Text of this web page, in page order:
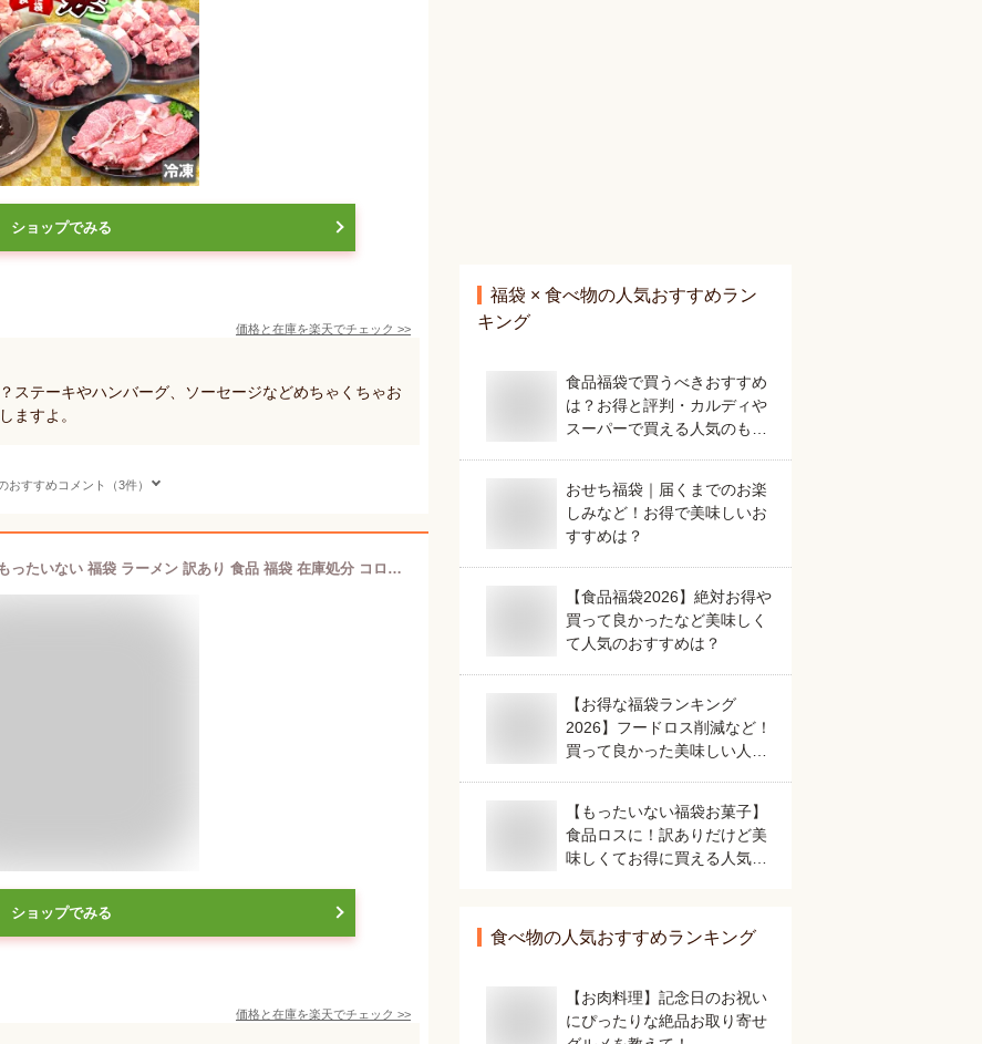
ショップでみる
価格と在庫を楽天でチェック >>
ステーキやハンバーグ、ソーセージなどめちゃくちゃお
ますよ。
おすすめコメント（3件）
フードロス 福袋 ラーメン福袋 4種11食 もったいない 福袋 ラーメン 訳あり 食品 福袋 在庫処分 コロナ 福袋
ショップでみる
価格と在庫を楽天でチェック >>
福袋 × 食べ物の人気おすすめラン
キング
食品福袋で買うべきおすすめ
は？お得と評判・カルディや
スーパーで買える人気のもの
おせち福袋｜届くまでのお楽
しみなど！お得で美味しいお
すすめは？
【食品福袋2026】絶対お得や
買って良かったなど美味しく
て人気のおすすめは？
【お得な福袋ランキング
2026】フードロス削減など！
買って良かった美味しい人気
【もったいない福袋お菓子】
食品ロスに！訳ありだけど美
味しくてお得に買える人気の
食べ物の人気おすすめランキング
【お肉料理】記念日のお祝い
にぴったりな絶品お取り寄せ